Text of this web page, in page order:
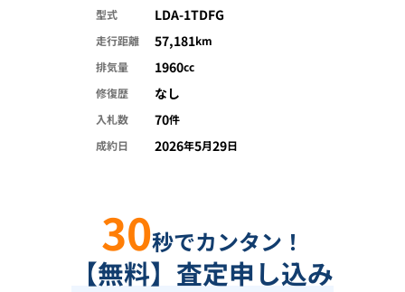
型式 LDA-1TDFG
走行距離 57,181km
排気量
1960cc
修復歴
なし
入札数 70件
成約日
2026年5月29日
30秒でカンタン！
【無料】査定申し込み